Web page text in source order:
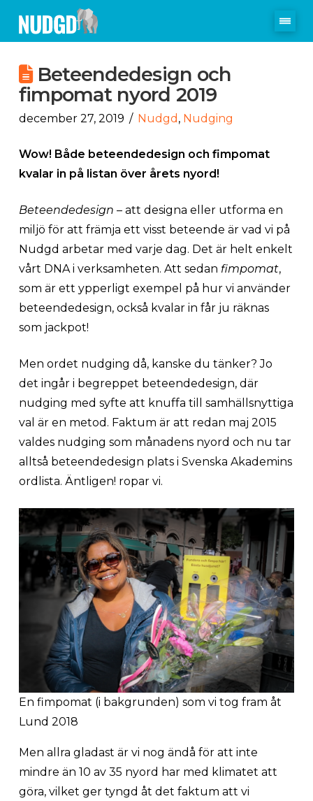
Beteendedesign och
fimpomat nyord 2019
december 27, 2019 Nudgd , Nudging
Wow! Både beteendedesign och fimpomat
kvalar in på listan över årets nyord!
Beteendedesign – att designa eller utforma en
miljö för att främja ett visst beteende är vad vi på
Nudgd arbetar med varje dag. Det är helt enkelt
vårt DNA i verksamheten. Att sedan fimpomat,
som är ett ypperligt exempel på hur vi använder
beteendedesign, också kvalar in får ju räknas
som jackpot!
Men ordet nudging då, kanske du tänker? Jo
det ingår i begreppet beteendedesign, där
nudging med syfte att knuffa till samhällsnyttiga
val är en metod. Faktum är att redan maj 2015
valdes nudging som månadens nyord och nu tar
alltså beteendedesign plats i Svenska Akademins
ordlista. Äntligen! ropar vi.
En fimpomat (i bakgrunden) som vi tog fram åt
Lund 2018
Men allra gladast är vi nog ändå för att inte
mindre än 10 av 35 nyord har med klimatet att
göra, vilket ger tyngd åt det faktum att vi